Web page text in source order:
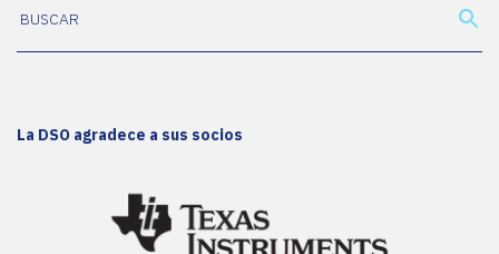
La DSO agradece a sus socios